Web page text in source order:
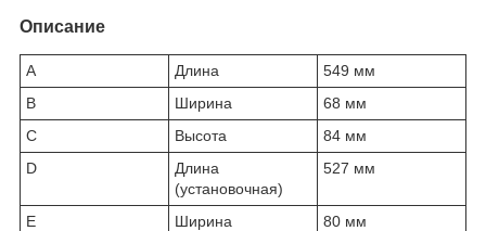
Описание
A Длина
549 мм
B
Ширина
68 мм
C
Высота
84 мм
D
Длина
(установочная)
527 мм
E
Ширина
80 мм